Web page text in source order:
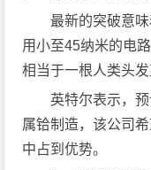
最新的突破意
用小至45纳米的电
相当于一根人类头
英特尔表示，
属铪制造，该公司
中占到优势。